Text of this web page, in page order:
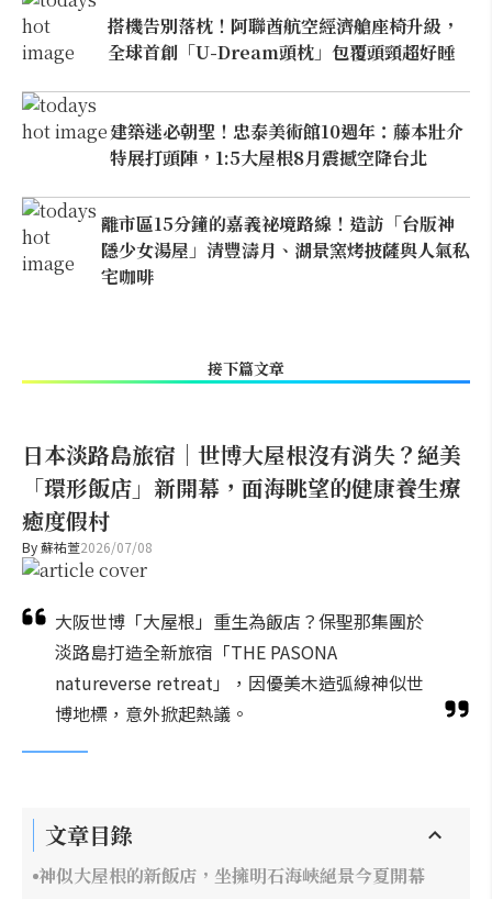
搭機告別落枕！阿聯酋航空經濟艙座椅升級，
全球首創「U-Dream頭枕」包覆頭頸超好睡
建築迷必朝聖！忠泰美術館10週年：藤本壯介
特展打頭陣，1:5大屋根8月震撼空降台北
離市區15分鐘的嘉義祕境路線！造訪「台版神
隱少女湯屋」清豐濤月、湖景窯烤披薩與人氣私
宅咖啡
接下篇文章
日本淡路島旅宿｜世博大屋根沒有消失？絕美
「環形飯店」新開幕，面海眺望的健康養生療
癒度假村
By蘇祐萱2026/07/08
大阪世博「大屋根」重生為飯店？保聖那集團於
淡路島打造全新旅宿「THE PASONA
natureverse retreat」，因優美木造弧線神似世
博地標，意外掀起熱議。
文章目錄
神似大屋根的新飯店，坐擁明石海峽絕景今夏開幕